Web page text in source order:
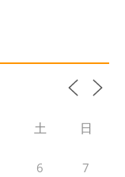
土 日
6 7